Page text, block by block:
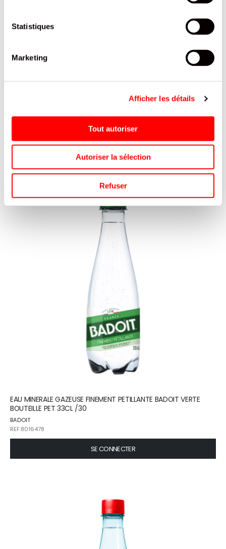
Statistiques
Marketing
Afficher les détails
Tout autoriser
Autoriser la sélection
Refuser
EAU MINERALE GAZEUSE INTENSEMENT PETILLANTE BADOIT ROUGE
BADOIT
SE CONNECTER
EAU MINERALE GAZEUSE FINEMENT PETILLANTE BADOIT VERTE
BOUTEILLE PET 33CL /30
BADOIT
REF.8016478
SE CONNECTER